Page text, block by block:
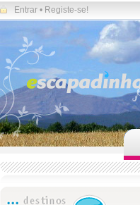
Entrar • Registe-se!